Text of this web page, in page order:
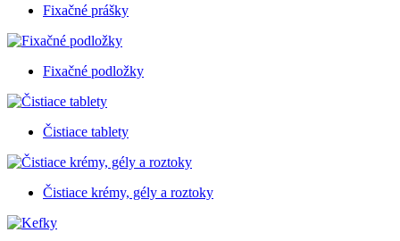
Fixačné prášky
Fixačné podložky
Čistiace tablety
Čistiace krémy, gély a roztoky